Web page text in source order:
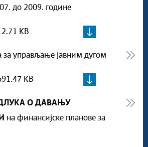
до 2009. године
KB
управљање јавним дугом
KB
О ДАВАЊУ
на финансијске планове за